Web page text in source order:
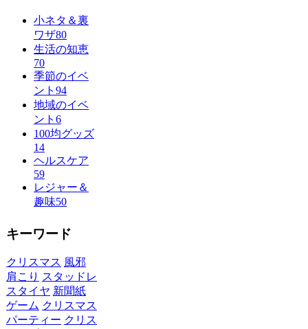
小ネタ＆裏
ワザ80
生活の知恵
70
季節のイベ
ント 94
地域のイベ
ント 6
100均グッズ
14
ヘルスケア
59
レジャー＆
趣味50
キーワード
クリスマス 風邪
肩こり スタッドレ
スタイヤ 新聞紙
ゲーム クリスマス
パーティー クリス